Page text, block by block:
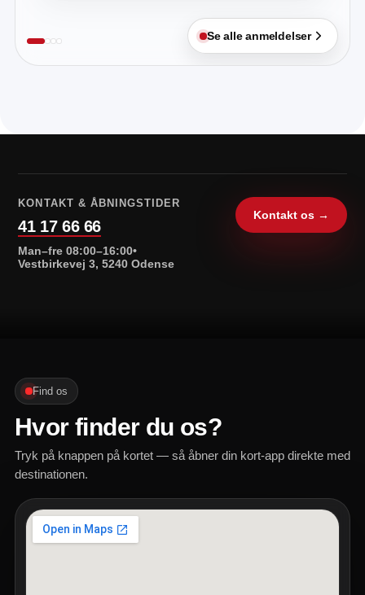
Se alle anmeldelser
KONTAKT & ÅBNINGSTIDER
41 17 66 66
Man–fre 08:00–16:00•
Vestbirkevej 3, 5240 Odense
Kontakt os→
Find os
Hvor finder du os?
Tryk på knappen på kortet — så åbner din kort-app direkte med
destinationen.